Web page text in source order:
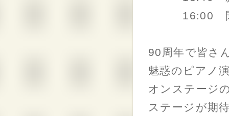
16:00
90周年で皆さ
魅惑のピアノ
オンステージ
ステージが期